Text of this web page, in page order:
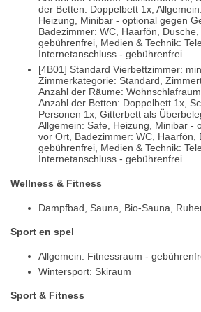
der Betten: Doppelbett 1x,
Heizung, Minibar - optional gegen
Badezimmer: WC, Haarfön,
gebührenfrei, Medien & Technik:
Internetanschluss - gebührenfrei
[4B01] Standard Vierbettzimmer:
Zimmerkategorie: Standard,
Anzahl der Räume:
Anzahl der Betten: Doppelbett 1x,
Personen 1x, Gitterbett als
Allgemein: Safe, Heizung, Minibar -
vor Ort, Badezimmer: WC, Haarfön,
gebührenfrei, Medien & Technik:
Internetanschluss - gebührenfrei
Wellness & Fitness
Dampfbad, Sauna, Bio-Sauna,
Sport en spel
Allgemein: Fitnessraum -
Wintersport: Skiraum
Sport & Fitness